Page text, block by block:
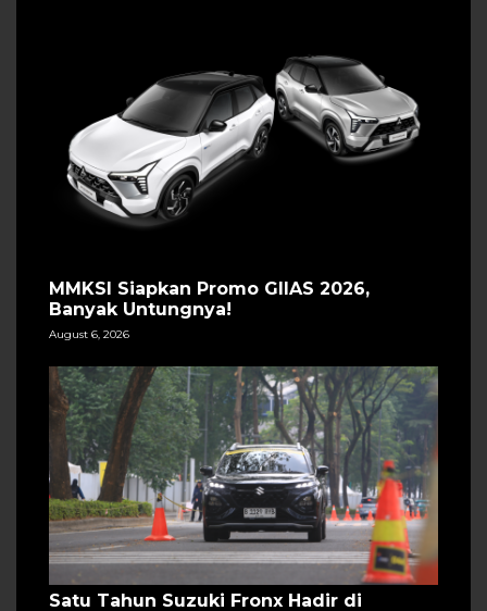
MMKSI Siapkan Promo GIIAS 2026,
Banyak Untungnya!
August 6, 2026
Satu Tahun Suzuki Fronx Hadir di